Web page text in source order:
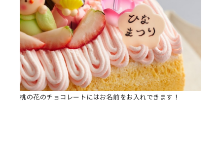
桃の花のチョコレートにはお名前をお入れできます！